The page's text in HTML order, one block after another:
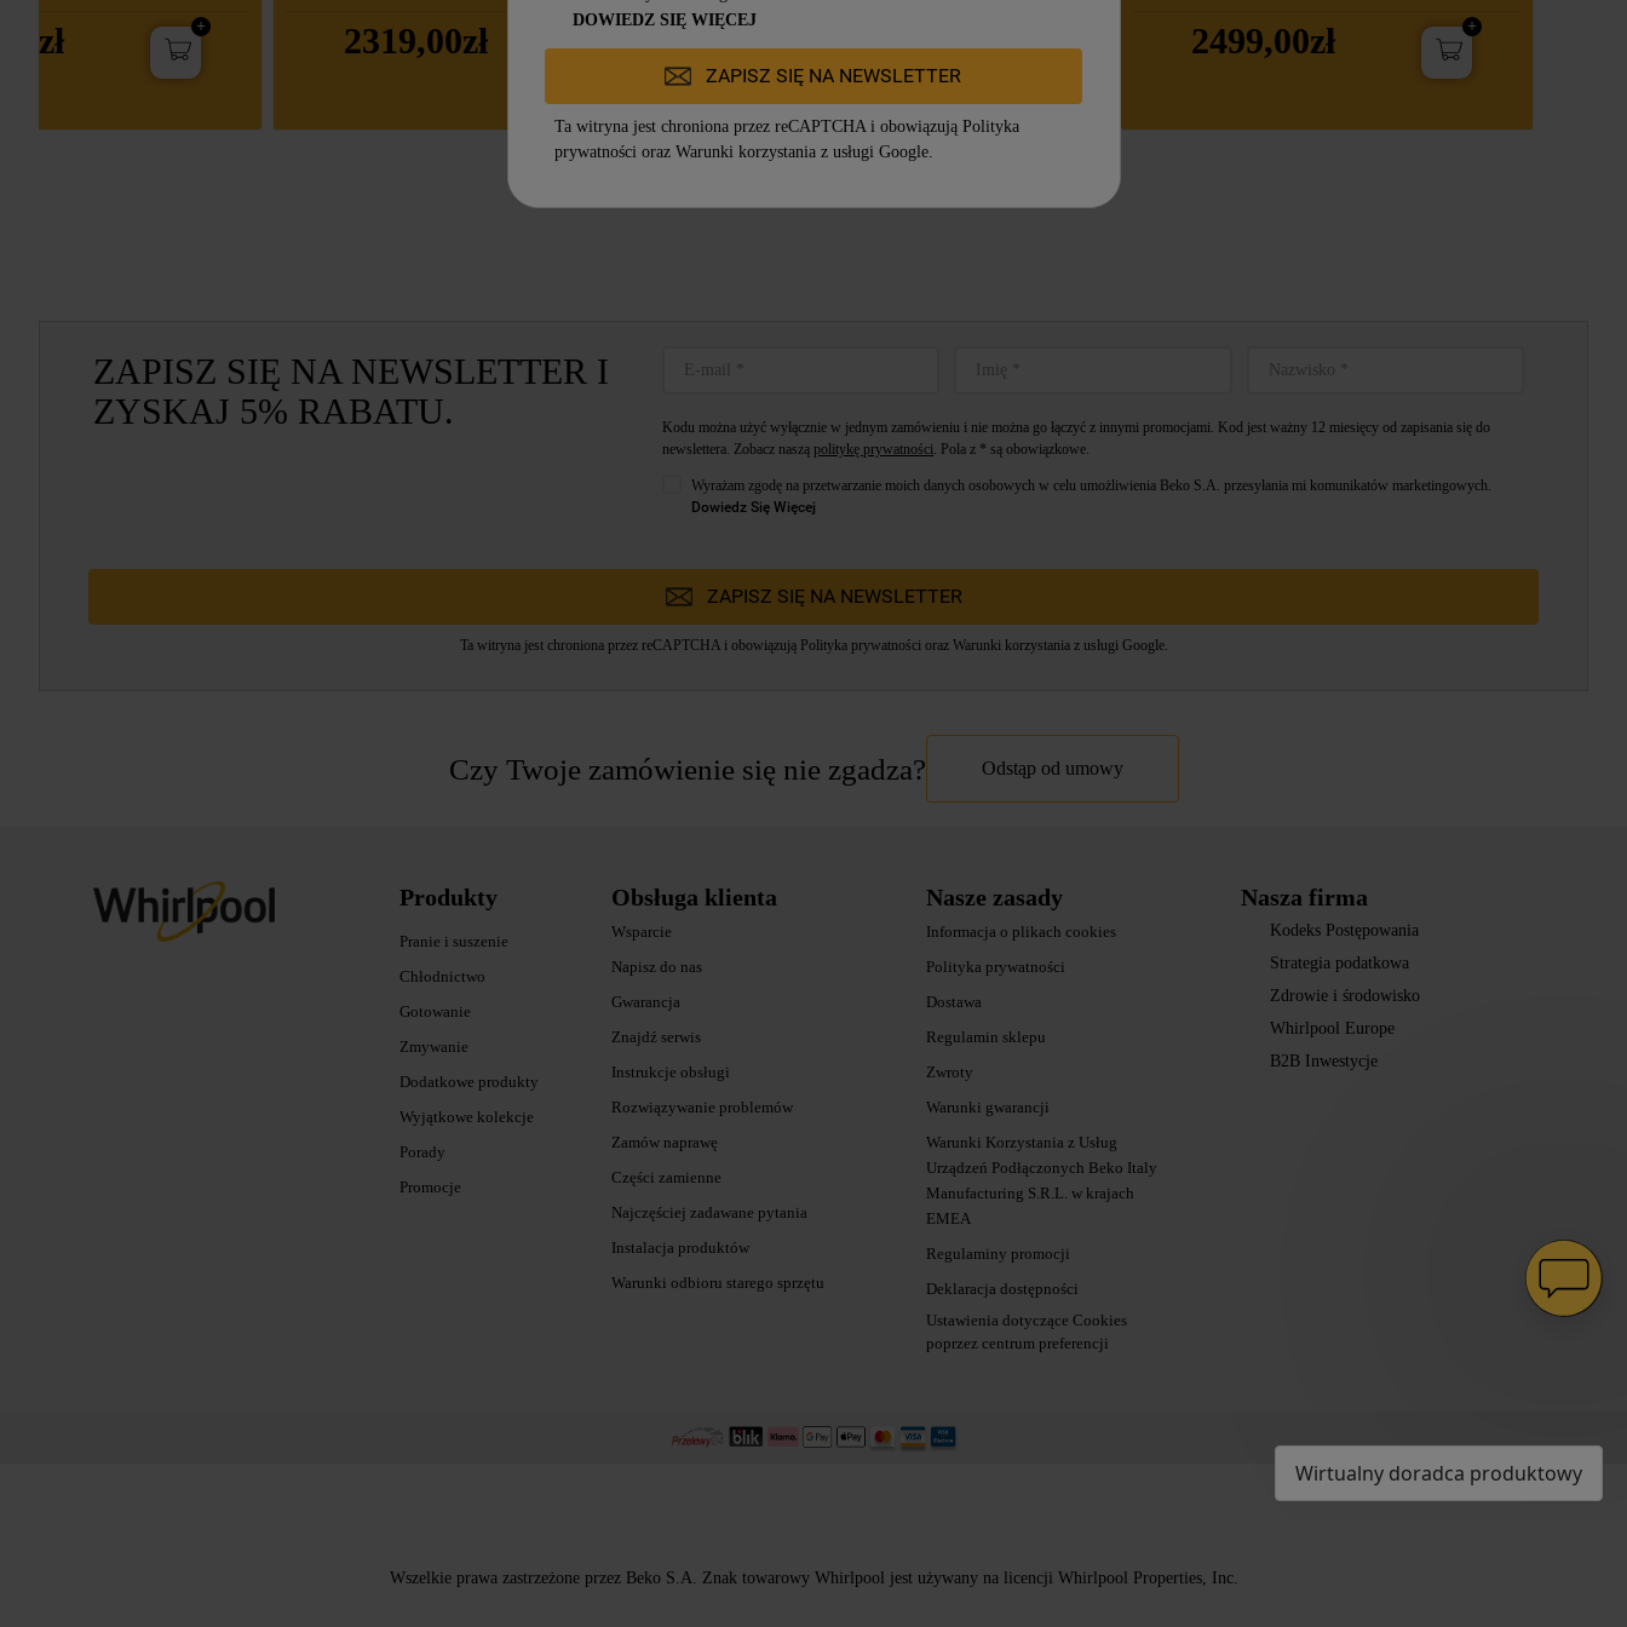
2319,00zł 2119,00zł 2499,00zł
ZAPISZ SIĘ NA NEWSLETTER I
ZYSKAJ 5% RABATU.
Kodu można użyć wyłącznie w jednym zamówieniu i nie można go łączyć z innymi promocjami. Kod jest ważny 12 miesięcy od zapisania się do
newslettera. Zobacz naszą politykę prywatności . Pola z * są obowiązkowe.
Wyrażam zgodę na przetwarzanie moich danych osobowych w celu umożliwienia Beko S.A. przesyłania mi komunikatów marketingowych.
Dowiedz Się Więcej
ZAPISZ SIĘ NA NEWSLETTER
Ta witryna jest chroniona przez reCAPTCHA i obowiązują Polityka prywatności oraz Warunki korzystania z usługi Google.
Czy Twoje zamówienie się nie zgadza? Odstąp od umowy
Produkty
Pranie i suszenie
Chłodnictwo
Gotowanie
Zmywanie
Dodatkowe produkty
Wyjątkowe kolekcje
Porady
Promocje
Obsługa klienta
Wsparcie
Napisz do nas
Gwarancja
Znajdź serwis
Instrukcje obsługi
Rozwiązywanie problemów
Zamów naprawę
Części zamienne
Najczęściej zadawane pytania
Instalacja produktów
Warunki odbioru starego sprzętu
Nasze zasady
Informacja o plikach cookies
Polityka prywatności
Dostawa
Regulamin sklepu
Zwroty
Warunki gwarancji
Warunki Korzystania z Usług
Urządzeń Podłączonych Beko Italy
Manufacturing S.R.L. w krajach
EMEA
Regulaminy promocji
Deklaracja dostępności
Ustawienia dotyczące Cookies
poprzez centrum preferencji
Nasza firma
Kodeks Postępowania
Strategia podatkowa
Zdrowie i środowisko
Whirlpool Europe
B2B Inwestycje
Wszelkie prawa zastrzeżone przez Beko S.A. Znak towarowy Whirlpool jest używany na licencji Whirlpool Properties, Inc.
Wirtualny doradca produktowy
DOWIEDZ SIĘ WIĘCEJ
ZAPISZ SIĘ NA NEWSLETTER
Ta witryna jest chroniona przez reCAPTCHA i obowiązują Polityka
prywatnościoraz Warunki korzystania z usługiGoogle.